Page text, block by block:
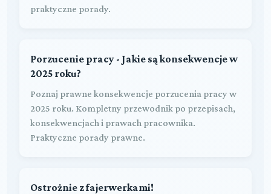
praktyczne porady.
Porzucenie pracy - Jakie są konsekwencje w
2025 roku?
Poznaj prawne konsekwencje porzucenia pracy w
2025 roku. Kompletny przewodnik po przepisach,
konsekwencjach i prawach pracownika.
Praktyczne porady prawne.
Ostrożnie z fajerwerkami!